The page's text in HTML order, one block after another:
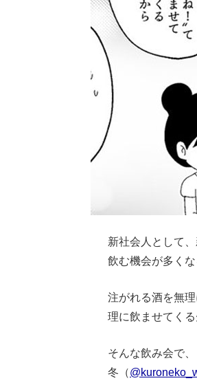
新社会人として
飲む機会が多くな
注がれる酒を無
理に飲ませてくる
そんな飲み会で
冬（